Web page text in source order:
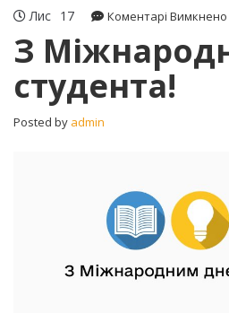
Лис 17 Коментарі Вимкнено
З
студента!
Posted by admin